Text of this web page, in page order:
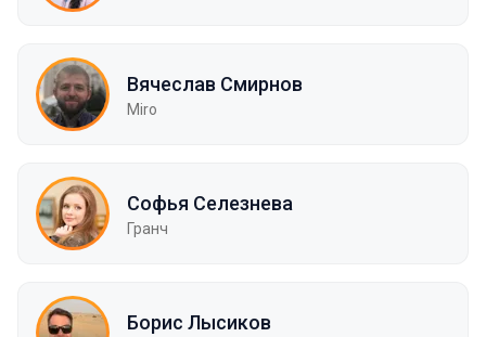
Вячеслав Смирнов
Miro
Софья Селезнева
Гранч
Борис Лысиков